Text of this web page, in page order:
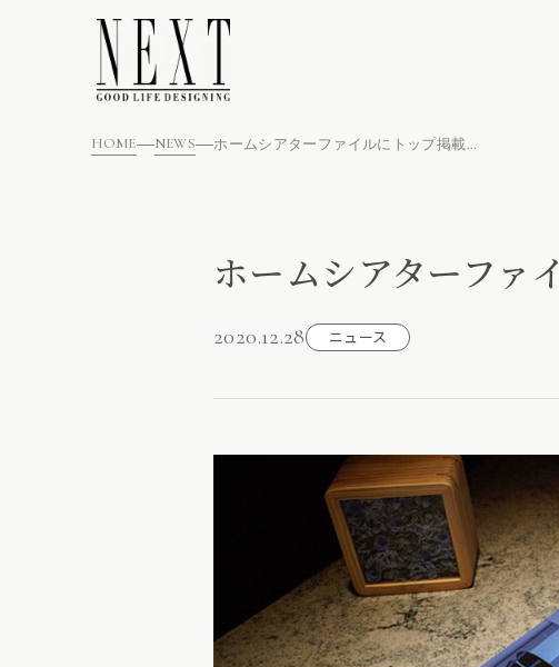
HOME NEWS ホームシアターファイルにトップ掲載されました
ホームシアターファ
2020.12.28 ニュース